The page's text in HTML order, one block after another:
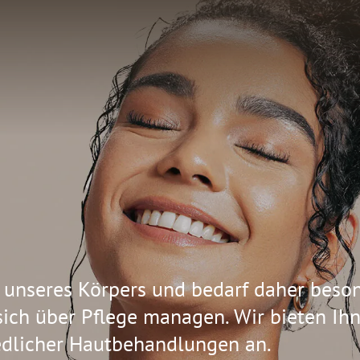
Körpers und bedarf daher
über Pflege managen. Wir bieten
Hautbehandlungen an.